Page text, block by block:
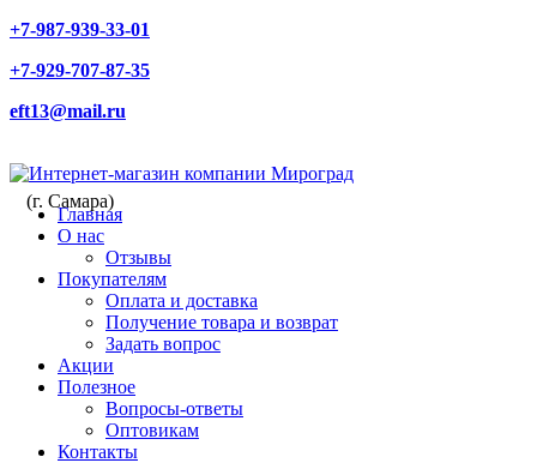
+7-987-939-33-01
+7-929-707-87-35
eft13@mail.ru
(г. Самара)
Главная
О нас
Отзывы
Покупателям
Оплата и доставка
Получение товара и возврат
Задать вопрос
Акции
Полезное
Вопросы-ответы
Оптовикам
Контакты